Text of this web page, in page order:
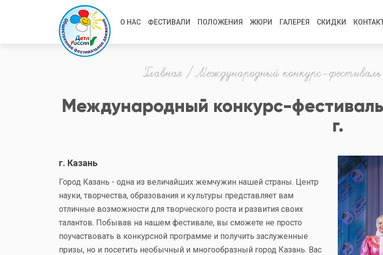
Main
О НАС ФЕСТИВАЛИ ПОЛОЖЕНИЯ ЖЮРИ ГАЛЕРЕЯ СКИДКИ
Международный конкурс-фестиваль
г.
г. Казань
Город Казань - одна из величайших жемчужин нашей страны. Центр
науки, творчества, образования и культуры представляет вам
отличные возможности для творческого роста и развития своих
талантов. Побывав на нашем фестивале, вы сможете не просто
поучаствовать в конкурсной программе и получить заслуженные
призы, но и посетить необычный и многообразный город Казань. Вас